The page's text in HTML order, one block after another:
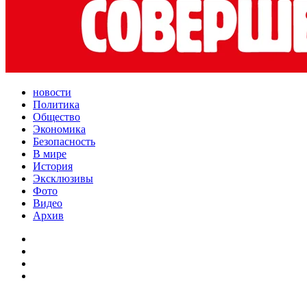
новости
Политика
Общество
Экономика
Безопасность
В мире
История
Эксклюзивы
Фото
Видео
Архив